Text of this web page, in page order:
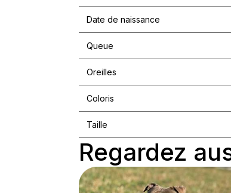
Date de naissance
Queue
Oreilles
Coloris
Taille
Regardez